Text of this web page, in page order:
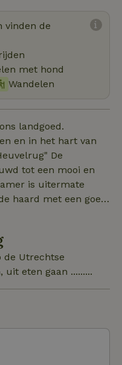
vinden de
met hond
Wandelen
landgoed.
en in het hart van
De
tot een mooi en
is uitermate
haard met een goed
de Utrechtse
uit eten gaan .........